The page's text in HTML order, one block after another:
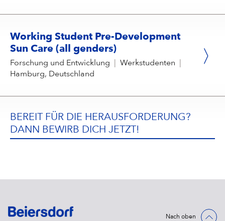
Working Student Pre-Development
Sun Care (all genders)
Forschung und Entwicklung Werkstudenten
Hamburg, Deutschland
BEREIT FÜR DIE HERAUSFORDERUNG?
DANN BEWIRB DICH JETZT!
Nach oben